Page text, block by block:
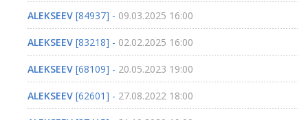
ALEKSEEV [84937] - 09.03.2025 16:00
ALEKSEEV [83218] - 02.02.2025 16:00
ALEKSEEV [68109] - 20.05.2023 19:00
ALEKSEEV [62601] - 27.08.2022 18:00